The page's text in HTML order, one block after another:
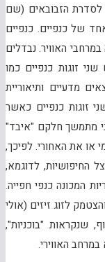
לסדרת הזבובאים (שם
של כנפיים. כנפיים
האוויר. נבדלים
זוגות כנפיים כמו
מדעיים ותיאוריית
זוגות כנפיים כאשר
מתמשך חלקם "איבד"
או את האחורי. לפיכך,
החיפושיות, לדוגמא,
המכונה כנפי חפייה.
לזוג זיזים (אולי
שנקראות "בוכניות",
האווירי.